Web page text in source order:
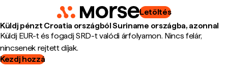
Letöltés
Küldj pénzt Croatia országból Suriname országba, azonnal
Küldj EUR-t és fogadj SRD-t valódi árfolyamon. Nincs felár,
nincsenek rejtett díjak.
Kezdj hozzá